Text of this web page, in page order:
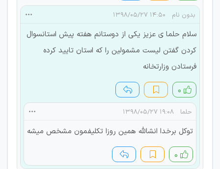
بدون نام ۱۴:۵۰ ۱۳۹۸/۰۵/۲۷
سلام حلما ی عزیز یکی از دوستانم هفته پیش استانسوال
کردن گفتن لیست مشمولین را که استان تایید کرده
فرستادن وزارتخانه
۰
حلما ۱۹:۰۸ ۱۳۹۸/۰۵/۲۷
توکل برخدا انشالله همین روزا تکلیفمون مشخص میشه
۰